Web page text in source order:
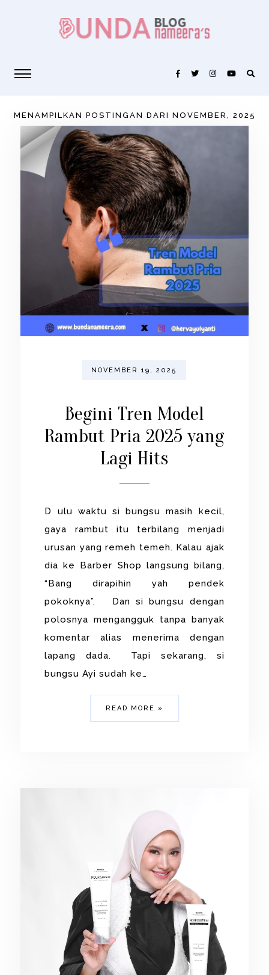
MENAMPILKAN POSTINGAN DARI NOVEMBER, 2025
NOVEMBER 19, 2025
Begini Tren Model
Rambut Pria 2025 yang
Lagi Hits
D ulu waktu si bungsu masih kecil,
gaya rambut itu terbilang menjadi
urusan yang remeh temeh. Kalau ajak
dia ke Barber Shop langsung bilang,
“Bang dirapihin yah pendek
pokoknya”. Dan si bungsu dengan
polosnya mengangguk tanpa banyak
komentar alias menerima dengan
lapang dada. Tapi sekarang, si
bungsu Ayi sudah ke…
READ MORE »